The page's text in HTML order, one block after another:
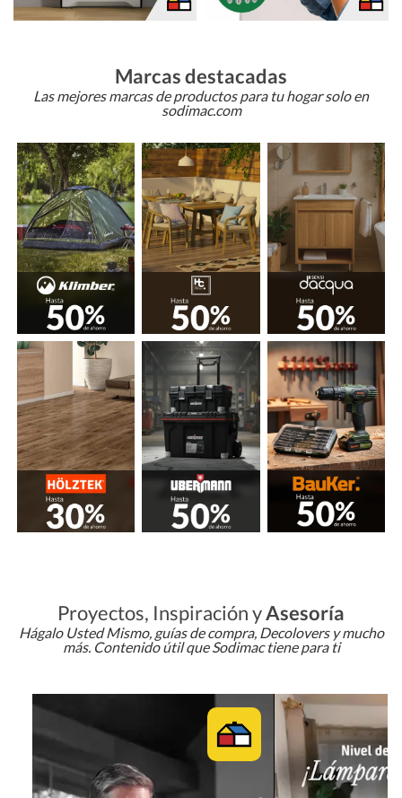
Marcas destacadas
Las mejores marcas de productos para tu hogar solo en
sodimac.com
Proyectos, Inspiración yAsesoría
Hágalo Usted Mismo, guías de compra, Decolovers y mucho
más. Contenido útil que Sodimac tiene para ti